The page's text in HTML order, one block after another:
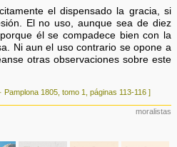
el dispensado la gracia, si
El no uso, aunque sea de diez
él se compadece bien con la
Ni aun el uso contrario se opone a
otras observaciones sobre este
Pamplona 1805, tomo 1, páginas 113-116 ]
moralistas